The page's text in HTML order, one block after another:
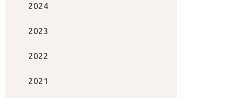
2024
2023
2022
2021